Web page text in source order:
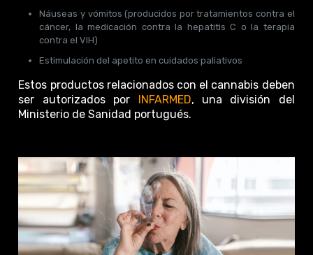
Náuseas y vómitos (producidos por tratamientos contra el
cáncer, la medicación contra la hepatitis C o la terapia
contra el VIH)
Estimulación del apetito en cuidados paliativos
Estos productos relacionados con el cannabis deben
ser autorizados por
INFARMED, una división del
Ministerio de Sanidad portugués.